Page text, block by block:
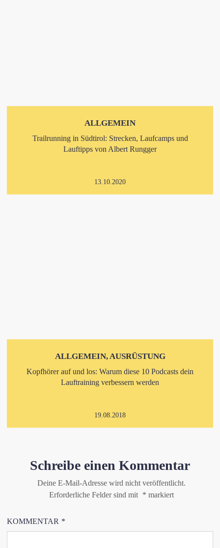
ALLGEMEIN
Trailrunning in Südtirol: Strecken, Laufcamps und
Lauftipps von Albert Rungger
13.10.2020
ALLGEMEIN, AUSRÜSTUNG
Kopfhörer auf und los: Warum diese 10 Podcasts dein
Lauftraining verbessern werden
19.08.2018
Schreibe einen Kommentar
Deine E-Mail-Adresse wird nicht veröffentlicht.
Erforderliche Felder sind mit * markiert
KOMMENTAR *